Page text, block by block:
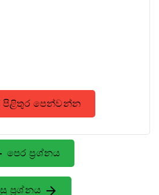
පිළිතුර පෙන්වන්න
පෙර ප්‍රශ්නය
ප්‍රශ්නය